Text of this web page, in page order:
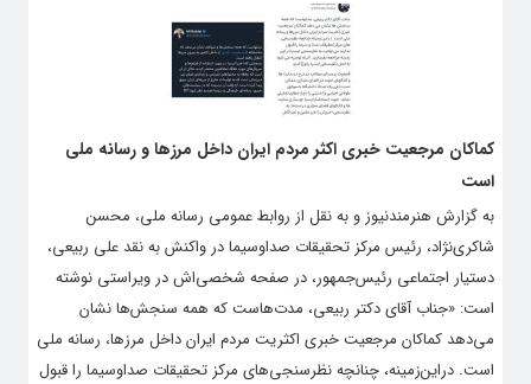
کماکان مرجعیت خبری اکثر مردم ایران داخل مرزها و رسانه ملی
است
به گزارش هنرمندنیوز و به نقل از روابط عمومی رسانه ملی، محسن
شاکری‌نژاد، رئیس مرکز تحقیقات صداوسیما در واکنش به نقد علی ربیعی،
دستیار اجتماعی رئیس‌جمهور، در صفحه شخصی‌اش در ویراستی نوشته
است: «جناب آقای دکتر ربیعی، مدت‌هاست که همه سنجش‌ها نشان
می‌دهد کماکان مرجعیت خبری اکثریت مردم ایران داخل مرزها، رسانه ملی
است. در‌این‌زمینه، چنانچه نظرسنجی‌های مرکز تحقیقات صداوسیما را قبول